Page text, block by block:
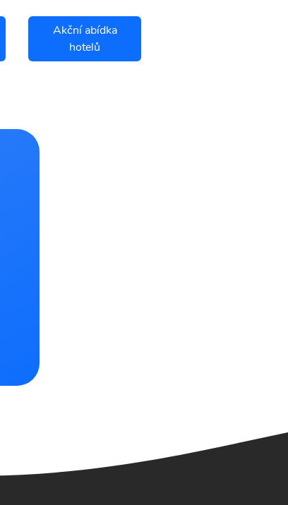
Akční abídka
hotelů